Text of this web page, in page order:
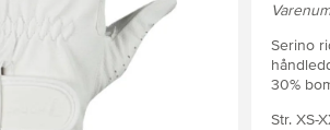
Serino
30%
Str. XS-